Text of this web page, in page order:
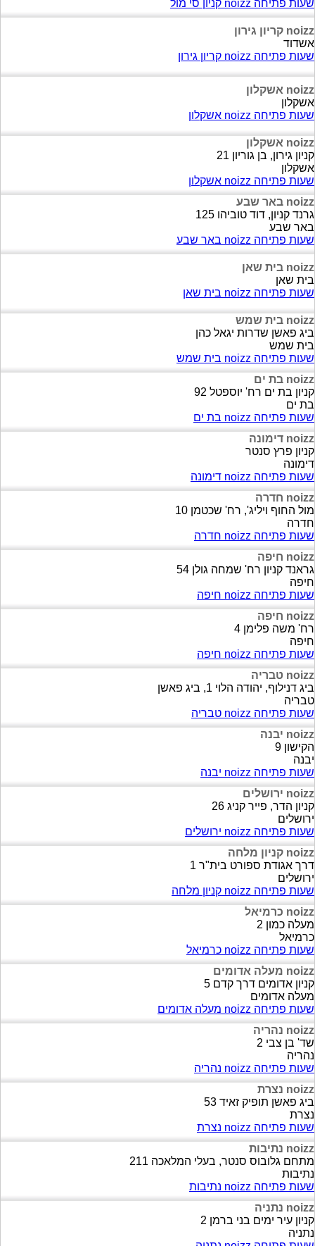
שעות פתיחה noizz קניון סי מול
noizz קריון גירון
אשדוד
שעות פתיחה noizz קריון גירון
noizz אשקלון
אשקלון
שעות פתיחה noizz אשקלון
noizz אשקלון
קניון גירון, בן גוריון 21
אשקלון
שעות פתיחה noizz אשקלון
noizz באר שבע
גרנד קניון, דוד טוביהו 125
באר שבע
שעות פתיחה noizz באר שבע
noizz בית שאן
בית שאן
שעות פתיחה noizz בית שאן
noizz בית שמש
ביג פאשן שדרות יגאל כהן
בית שמש
שעות פתיחה noizz בית שמש
noizz בת ים
קניון בת ים רח' יוספטל 92
בת ים
שעות פתיחה noizz בת ים
noizz דימונה
קניון פרץ סנטר
דימונה
שעות פתיחה noizz דימונה
noizz חדרה
מול החוף ויליג', רח' שכטמן 10
חדרה
שעות פתיחה noizz חדרה
noizz חיפה
גראנד קניון רח' שמחה גולן 54
חיפה
שעות פתיחה noizz חיפה
noizz חיפה
רח' משה פלימן 4
חיפה
שעות פתיחה noizz חיפה
noizz טבריה
ביג דנילוף, יהודה הלוי 1, ביג פאשן
טבריה
שעות פתיחה noizz טבריה
noizz יבנה
הקישון 9
יבנה
שעות פתיחה noizz יבנה
noizz ירושלים
קניון הדר, פייר קניג 26
ירושלים
שעות פתיחה noizz ירושלים
noizz קניון מלחה
דרך אגודת ספורט בית"ר 1
ירושלים
שעות פתיחה noizz קניון מלחה
noizz כרמיאל
מעלה כמון 2
כרמיאל
שעות פתיחה noizz כרמיאל
noizz מעלה אדומים
קניון אדומים דרך קדם 5
מעלה אדומים
שעות פתיחה noizz מעלה אדומים
noizz נהריה
שד' בן צבי 2
נהריה
שעות פתיחה noizz נהריה
noizz נצרת
ביג פאשן תופיק זאיד 53
נצרת
שעות פתיחה noizz נצרת
noizz נתיבות
מתחם גלובוס סנטר, בעלי המלאכה 211
נתיבות
שעות פתיחה noizz נתיבות
noizz נתניה
קניון עיר ימים בני ברמן 2
נתניה